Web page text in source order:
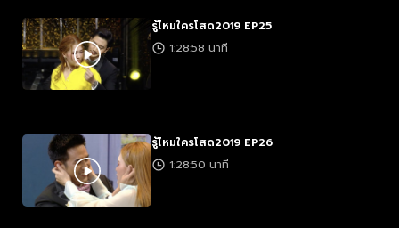
รู้ไหมใครโสด2019 EP25
1:28:58 นาที
รู้ไหมใครโสด2019 EP26
1:28:50 นาที